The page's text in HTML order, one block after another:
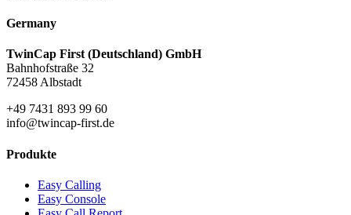
Germany
TwinCap First (Deutschland) GmbH
Bahnhofstraße 32
72458 Albstadt
+49 7431 893 99 60
info@twincap-first.de
Produkte
Easy Calling
Easy Console